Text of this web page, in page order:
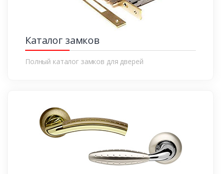
Каталог замков
Полный каталог замков для дверей